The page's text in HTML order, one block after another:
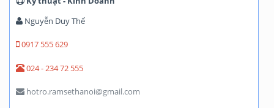
Nguyễn Duy Thể
0917 555 629
024 - 234 72 555
hotro.ramsethanoi@gmail.com